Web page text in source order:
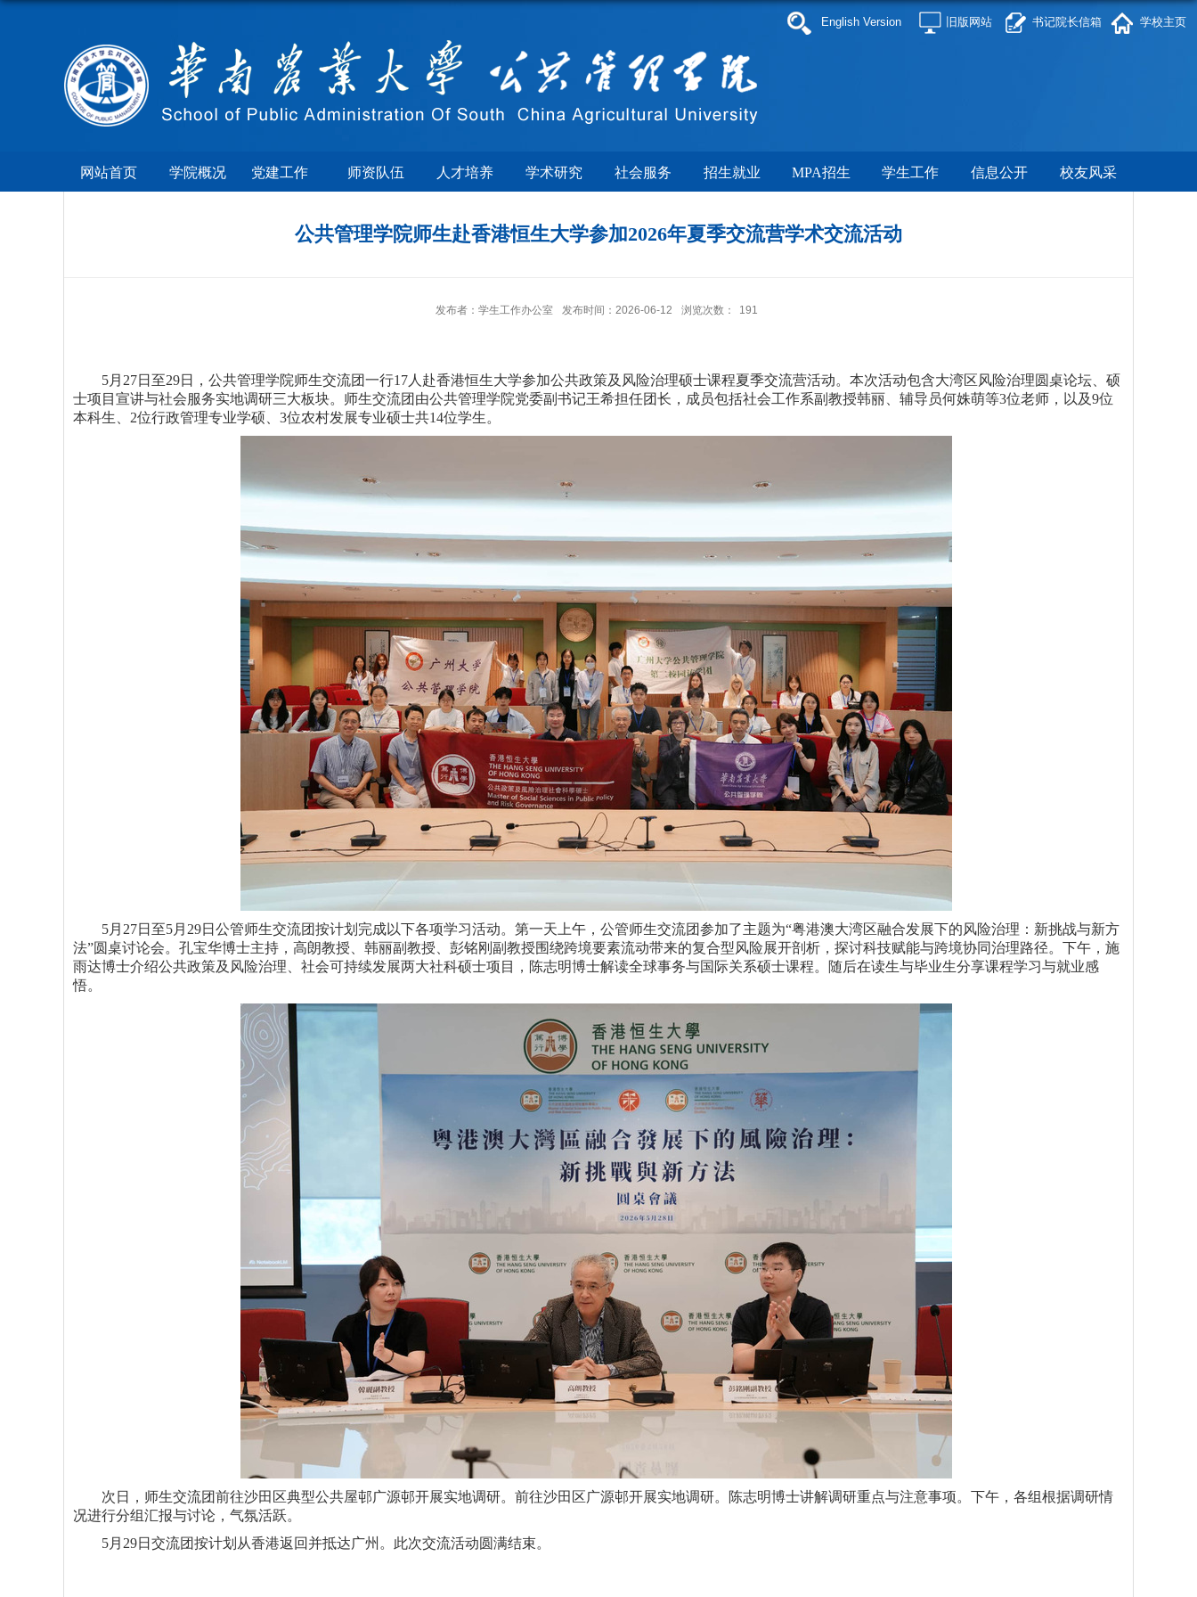
English Version 旧版网站 书记院长信箱 学校主页
网站首页 学院概况 党建工作 师资队伍 人才培养 学术研究 社会服务 招生就业 MPA招生 学生工作 信息公开 校友风采
公共管理学院师生赴香港恒生大学参加2026年夏季交流营学术交流活动
发布者：学生工作办公室 发布时间：2026-06-12 浏览次数： 191
5月27日至29日，公共管理学院师生交流团一行17人 赴香港恒生大学参加公共政策及风险治理硕士课程夏季交流营活动。本次活动包含大湾区风险治理圆桌论坛、硕
士项目宣讲与社会服务实地调研三大板块。师生交流团由公共管理学院党委副 书记王希担任团长，成员包括社会工作系副教授韩丽 、辅导员何姝萌等3位老师，以及9位
本科生、 2位行政管理专业学硕、 3位农村发展专业硕士共14位学生。
5月27日至5月 29日公管师生交流团按计划完成以下各项学习活动。 第一天上午， 公管师生交流团参加了主题为“粤港澳大湾区融合发展下的风险治理：新挑战与新方
法”圆桌讨论会。孔宝华博士主持，高朗教授、韩丽副教授、彭铭刚副教授围绕跨境要素流动带来的复合型风险展开剖析，探讨科技赋能与跨境协同治理路径。下午，施
雨达博士介绍公共政策及风险治理、社会可持续发展两大社科硕士项目，陈志明博士解读全球事务与国际关系硕士课程。随后在读生与毕业生分享课程学习与就业感
悟。
次日， 师生交流团前往沙田区典型公共屋邨广源邨开展实地调研。前往沙田区广源邨开展实地调研。陈志明博士讲解调研重点与注意事项。下午，各组根据调研情
况进行分组汇报与讨论，气氛活跃。
5月 29日交流团按计划从香港返回并抵达广州。此次交流活动圆满结束。